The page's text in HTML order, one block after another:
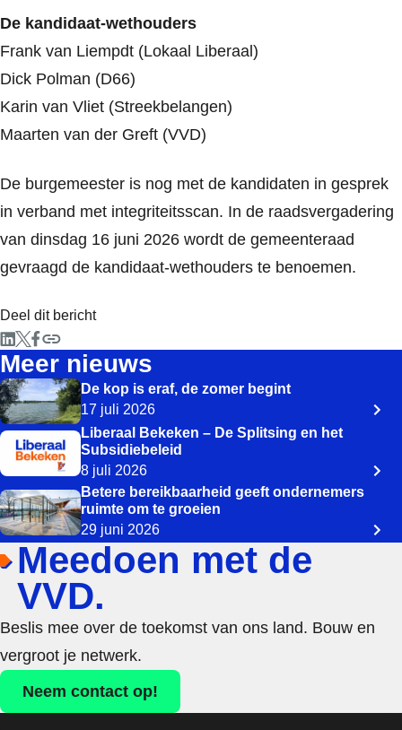
De kandidaat-wethouders
Frank van Liempdt (Lokaal Liberaal)
Dick Polman (D66)
Karin van Vliet (Streekbelangen)
Maarten van der Greft (VVD)
De burgemeester is nog met de kandidaten in gesprek
in verband met integriteitsscan. In de raadsvergadering
van dinsdag 16 juni 2026 wordt de gemeenteraad
gevraagd de kandidaat-wethouders te benoemen.
Deel dit bericht
Meer nieuws
De kop is eraf, de zomer begint
17 juli 2026
Liberaal Bekeken – De Splitsing en het
Subsidiebeleid
8 juli 2026
Betere bereikbaarheid geeft ondernemers
ruimte om te groeien
29 juni 2026
Meedoen met de
VVD.
Beslis mee over de toekomst van ons land. Bouw en
vergroot je netwerk.
Neem contact op!